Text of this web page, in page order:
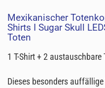
Mexikanischer
Shirts I Sugar Skull
Toten
1 T-Shirt + 2
Dieses besonders auffällige